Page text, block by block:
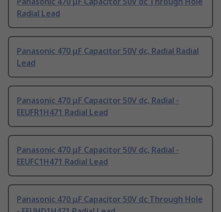
Radial Lead
Panasonic 470 μF Capacitor 50V dc, Radial Radial
Lead
Panasonic 470 μF Capacitor 50V dc, Radial -
EEUFR1H471 Radial Lead
Panasonic 470 μF Capacitor 50V dc, Radial -
EEUFC1H471 Radial Lead
Panasonic 470 μF Capacitor 50V dc Through Hole